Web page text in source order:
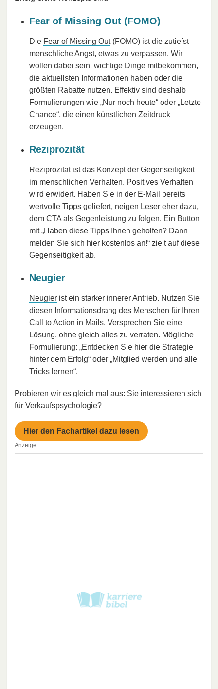
Fear of Missing Out (FOMO)
Die Fear of Missing Out(FOMO) ist die zutiefst
menschliche Angst, etwas zu verpassen. Wir
wollen dabei sein, wichtige Dinge mitbekommen,
die aktuellsten Informationen haben oder die
größten Rabatte nutzen. Effektiv sind deshalb
Formulierungen wie „Nur noch heute“ oder „Letzte
Chance“, die einen künstlichen Zeitdruck
erzeugen.
Reziprozität
Reziprozitätist das Konzept der Gegenseitigkeit
im menschlichen Verhalten. Positives Verhalten
wird erwidert. Haben Sie in der E-Mail bereits
wertvolle Tipps geliefert, neigen Leser eher dazu,
dem CTA als Gegenleistung zu folgen. Ein Button
mit „Haben diese Tipps Ihnen geholfen? Dann
melden Sie sich hier kostenlos an!“ zielt auf diese
Gegenseitigkeit ab.
Neugier
Neugier ist ein starker innerer Antrieb. Nutzen Sie
diesen Informationsdrang des Menschen für Ihren
Call to Action in Mails. Versprechen Sie eine
Lösung, ohne gleich alles zu verraten. Mögliche
Formulierung: „Entdecken Sie hier die Strategie
hinter dem Erfolg“ oder „Mitglied werden und alle
Tricks lernen“.
Probieren wir es gleich mal aus: Sie interessieren sich
für Verkaufspsychologie?
Hier den Fachartikel dazu lesen
Anzeige